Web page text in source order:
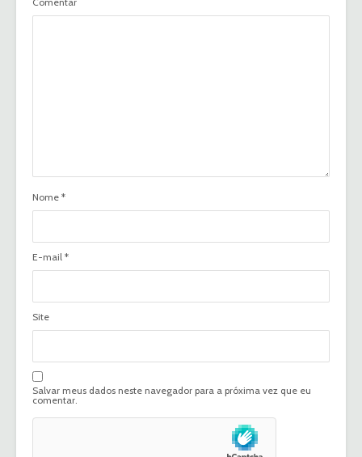
Nome *
E-mail *
Site
Salvar meus dados neste navegador para a próxima vez que eu
comentar.